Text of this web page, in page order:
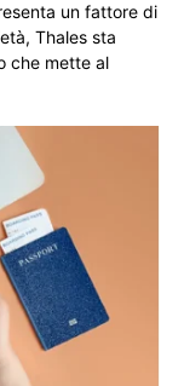
un fattore di
Thales sta
che mette al